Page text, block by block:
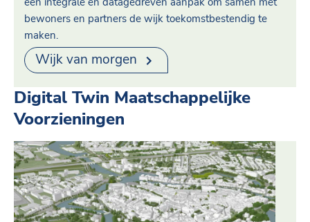
bewoners en partners de wijk toekomstbestendig te
maken.
Wijk van morgen
Digital Twin Maatschappelijke
Voorzieningen